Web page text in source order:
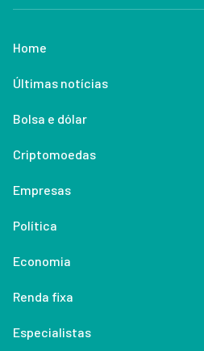
Home
Últimas notícias
Bolsa e dólar
Criptomoedas
Empresas
Política
Economia
Renda fixa
Especialistas